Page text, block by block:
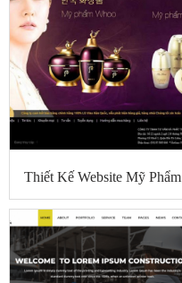
Thiết Kế Website Mỹ Phẩm